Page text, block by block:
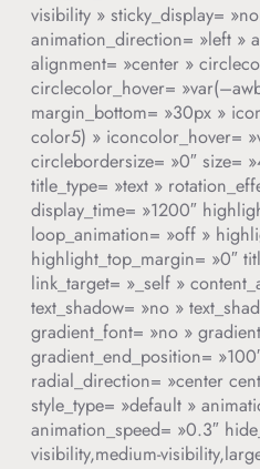
visibility » sticky_display=
animation_direction= »left »
alignment= »center »
circlecolor_hover=
margin_bottom= »30px »
color5) » iconcolor_hover=
circlebordersize= »0″ size=
title_type= »text »
display_time= »1200″
loop_animation= »off »
highlight_top_margin= »0″
link_target= »_self »
text_shadow= »no »
gradient_font= »no »
gradient_end_position=
radial_direction= »center
style_type= »default »
animation_speed= »0.3″
visibility,medium-